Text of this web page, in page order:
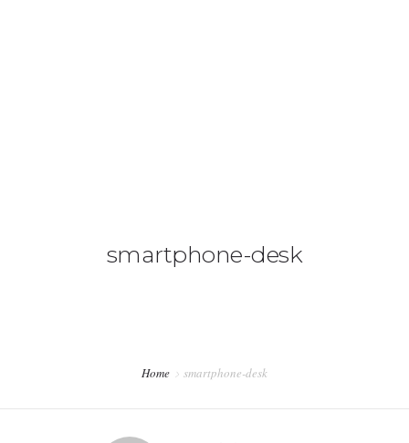
smartphone-desk
Home smartphone-desk